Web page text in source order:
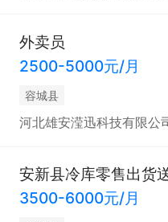
外卖员
2500-5000元/月
容城县
河北雄安滢迅科技有限公
安新县冷库零售出货
3500-6000元/月